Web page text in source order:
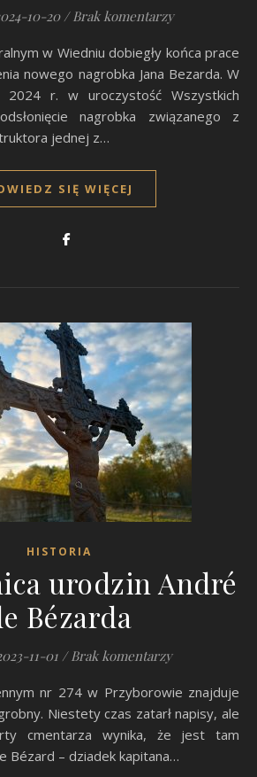
10-20 / Brak komentarzy
nowego nagrobka Jana Bezarda. W
r. w uroczystość Wszystkich
nagrobka związanego z
jednej z…
SIĘ WIĘCEJ
HISTORIA
urodzin André
Bézarda
11-01 / Brak komentarzy
Niestety czas zatarł napisy, ale
cmentarza wynika, że jest tam
Bézard – dziadek kapitana…